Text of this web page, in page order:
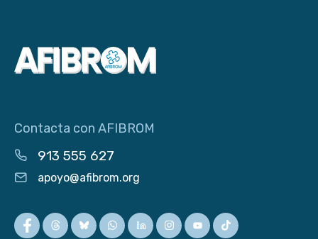
Contacta con AFIBROM
913 555 627
apoyo@afibrom.org